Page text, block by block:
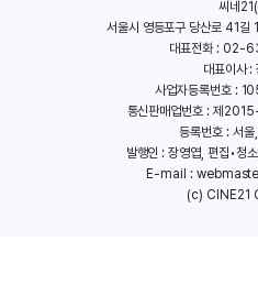
씨네
서울시 영등포구 당산로 41길
대표전화 :
대표이사 :
사업자등록번호 :
통신판매업번호 : 제
등록번호 : 서
발행인 : 장영엽, 편집•청
E-mail :
(c) CINE21